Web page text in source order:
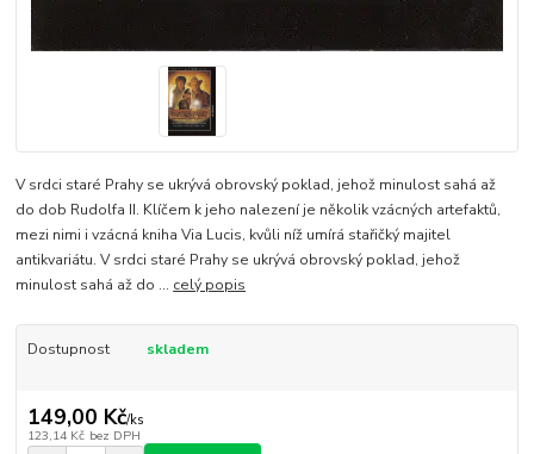
V srdci staré Prahy se ukrývá obrovský poklad, jehož minulost sahá až
do dob Rudolfa II. Klíčem k jeho nalezení je několik vzácných artefaktů,
mezi nimi i vzácná kniha Via Lucis, kvůli níž umírá stařičký majitel
antikvariátu. V srdci staré Prahy se ukrývá obrovský poklad, jehož
minulost sahá až do ... celý popis
Dostupnost skladem
149,00 Kč/ks
123,14 Kč bez DPH